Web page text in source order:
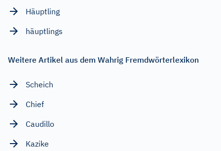
Häuptling
häuptlings
Weitere Artikel aus dem Wahrig Fremdwörterlexikon
Scheich
Chief
Caudillo
Kazike